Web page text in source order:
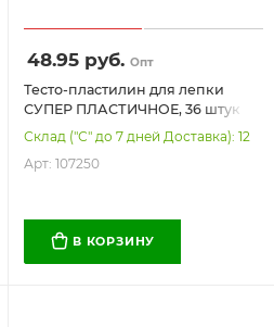
48.95руб. Опт
Тесто-пластилин для лепки
СУПЕР ПЛАСТИЧНОЕ, 36 штук
(24 цвета + 12 базовых), 3600 г,
BAMBOX (БАМБОКС), 107250
Склад ("С" до 7 дней Доставка): 12
Арт: 107250
В КОРЗИНУ